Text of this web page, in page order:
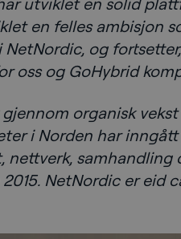
en felles ambisjon
NetNordic, og
oss og GoHybrid
organisk
i Norden har
NetNordic er eid